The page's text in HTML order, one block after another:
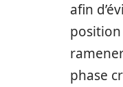
afin
phase